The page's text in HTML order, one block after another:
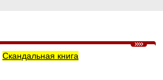
Скандальная книга